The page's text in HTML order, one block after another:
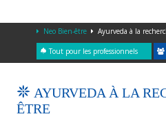
Neo Bien-être Ayurveda à la
Tout pour les professionnels
AYURVEDA À LA
ÊTRE